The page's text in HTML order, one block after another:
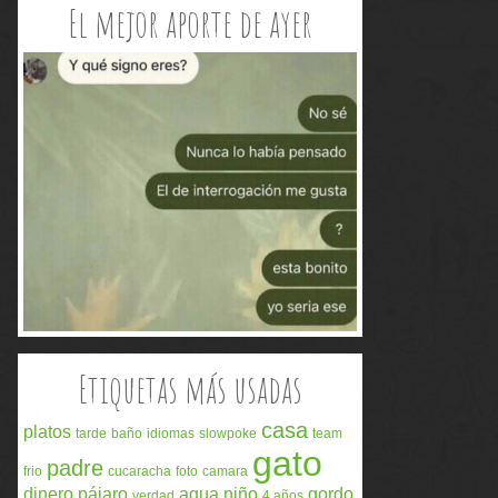
El mejor aporte de ayer
Etiquetas más usadas
platos tarde baño idiomas slowpoke casa team
frio padre cucaracha foto camara gato